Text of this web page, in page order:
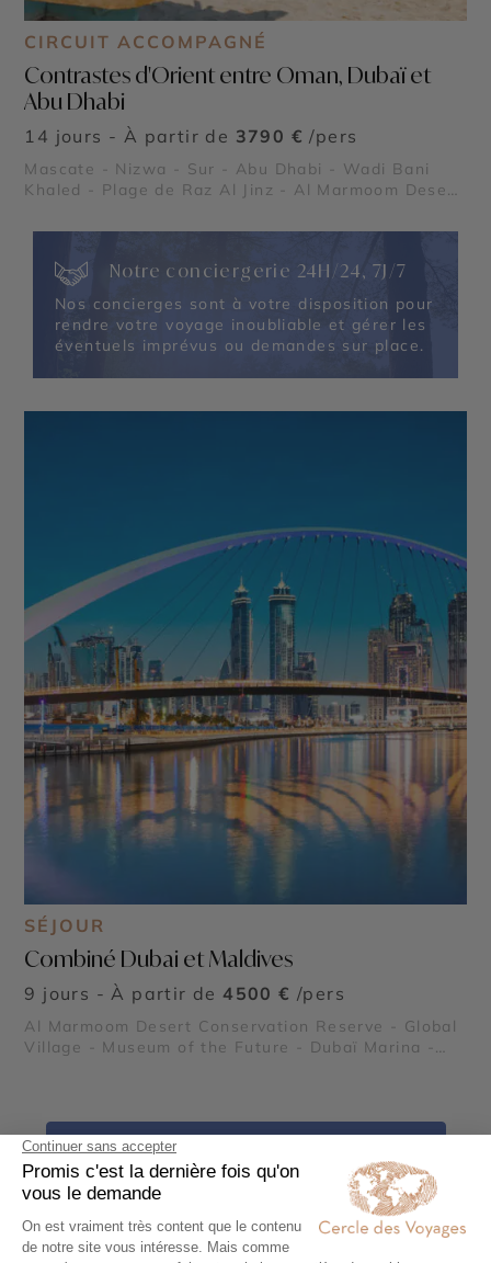
CIRCUIT ACCOMPAGNÉ
Contrastes d'Orient entre Oman, Dubaï et
Abu Dhabi
14 jours - À partir de 3790 € /pers
Mascate - Nizwa - Sur - Abu Dhabi - Wadi Bani
Khaled - Plage de Raz Al Jinz - Al Marmoom Desert
the Future - Dubaï Marina - Burj Al Arab - Madinat
Historical District - Dubai Miracle Garden - The
Frame - Palm Jumeirah - Dubaï Mall & Fontaine de
Dubaï - Wadi Ghalilah - Al Zorah Nature Reserve -
Mleiha Archaeological Centre - Sir Bani Yas Island
- Qasr Al Watan - Qasr Al Hosn - Mosquée Sheikh
Zayed - Masdar City - Mangrove National Park -
Notre conciergerie 24H/24, 7J/7
Nos concierges sont à votre disposition pour
rendre votre voyage inoubliable et gérer les
éventuels imprévus ou demandes sur place.
SÉJOUR
Combiné Dubai et Maldives
9 jours - À partir de 4500 € /pers
Al Marmoom Desert Conservation Reserve - Global
Village - Museum of the Future - Dubaï Marina -
Dubaï Mall & Fontaine de Dubaï - Wadi Ghalilah - Al
Zorah Nature Reserve - Mleiha Archaeological
Centre
Voir tous nos voyages Émirats Arabes Unis
Votre voyage sur-mesure en